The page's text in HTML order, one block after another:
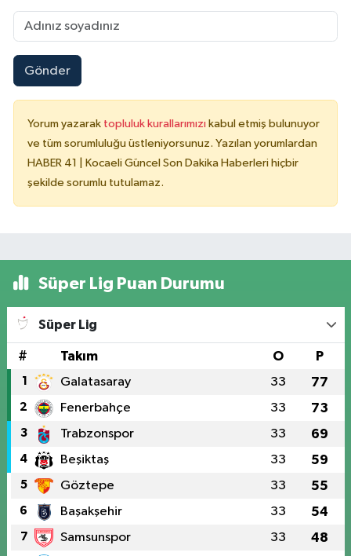
Gönder
Yorum yazarak topluluk kurallarımızı kabul etmiş bulunuyor
ve tüm sorumluluğu üstleniyorsunuz. Yazılan yorumlardan
HABER 41 | Kocaeli Güncel Son Dakika Haberleri hiçbir
şekilde sorumlu tutulamaz.
Süper Lig Puan Durumu
Süper Lig
# Takım O P
1 Galatasaray 33 77
2 Fenerbahçe 33 73
3 Trabzonspor 33 69
4 Beşiktaş 33 59
5 Göztepe 33 55
6 Başakşehir 33 54
7 Samsunspor 33 48